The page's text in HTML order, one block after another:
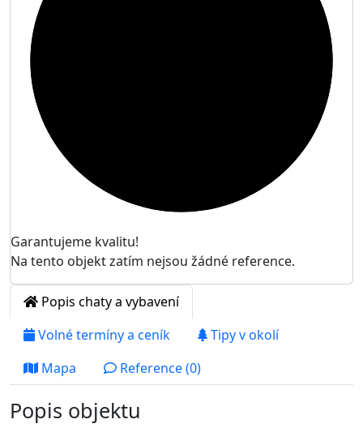
Garantujeme kvalitu!
Na tento objekt zatím nejsou žádné reference.
Popis chaty a vybavení
Volné termíny a ceník
Tipy v okolí
Mapa
Reference (0)
Popis objektu